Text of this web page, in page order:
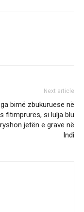
Next article
bimë zbukuruese në
fitimprurës, si lulja blu
jetën e grave në
Indi